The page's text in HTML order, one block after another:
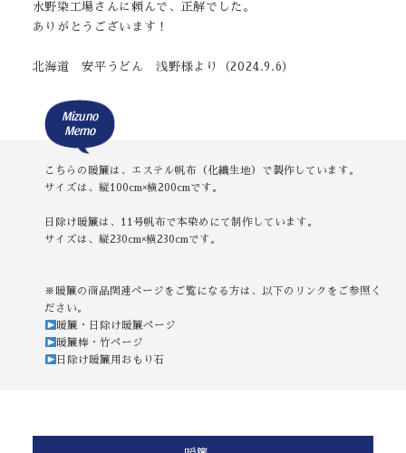
水野染工場さんに頼んで、正解でした。
ありがとうございます！
北海道 安平うどん 浅野様より（2024.9.6）
こちらの暖簾は、エステル帆布（化繊生地）で製作しています。
サイズは、縦100cm×横200cmです。
日除け暖簾は、11号帆布で本染めにて制作しています。
サイズは、縦230cm×横230cmです。
※暖簾の商品関連ページをご覧になる方は、以下のリンクをご参照く
ださい。
暖簾・日除け暖簾ページ
暖簾棒・竹ページ
日除け暖簾用おもり石
Mizuno
Memo